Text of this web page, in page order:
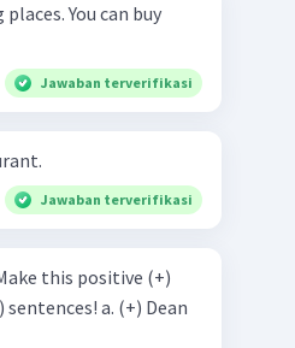
can buy
Jawaban terverifikasi
Jawaban terverifikasi
a. (+) Dean